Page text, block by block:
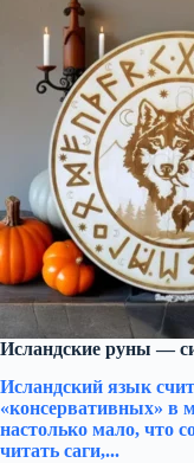
Исландские руны —
Исландский язык
«консервативных» в
настолько мало, что
читать саги,...